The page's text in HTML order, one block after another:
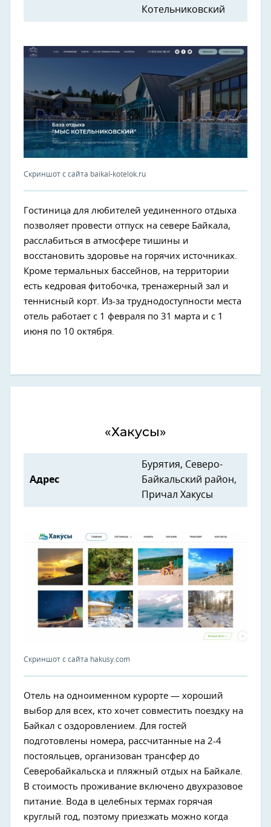
Котельниковский
Скриншот с сайта baikal-kotelok.ru
Гостиница для любителей уединенного отдыха
позволяет провести отпуск на севере Байкала,
расслабиться в атмосфере тишины и
восстановить здоровье на горячих источниках.
Кроме термальных бассейнов, на территории
есть кедровая фитобочка, тренажерный зал и
теннисный корт. Из-за труднодоступности места
отель работает с 1 февраля по 31 марта и с 1
июня по 10 октября.
«Хакусы»
Адрес
Бурятия, Северо-
Байкальский район,
Причал Хакусы
Скриншот с сайта hakusy.com
Отель на одноименном курорте — хороший
выбор для всех, кто хочет совместить поездку на
Байкал с оздоровлением. Для гостей
подготовлены номера, рассчитанные на 2-4
постояльцев, организован трансфер до
Северобайкальска и пляжный отдых на Байкале.
В стоимость проживание включено двухразовое
питание. Вода в целебных термах горячая
круглый год, поэтому приезжать можно когда